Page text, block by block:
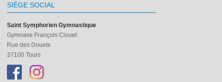
SIÈGE SOCIAL
Saint Symphorien Gymnastique
Gymnase François Clouet
Rue des Douets
37100 Tours